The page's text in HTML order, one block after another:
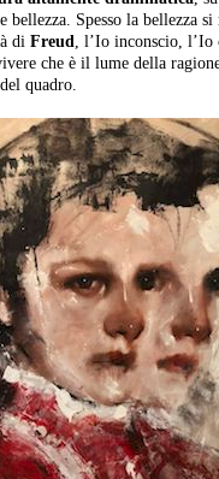
Spesso la bellezza
di Freud, l’Io inconscio, l’Io
che è il lume della
quadro.